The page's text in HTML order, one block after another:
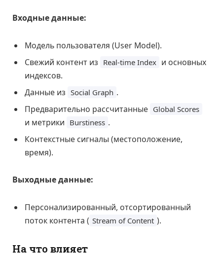
Входные данные:
Модель пользователя (User Model).
Свежий контент из Real-time Index и основных
индексов.
Данные из Social Graph .
Предварительно рассчитанные Global Scores
и метрики Burstiness .
Контекстные сигналы (местоположение,
время).
Выходные данные:
Персонализированный, отсортированный
поток контента ( Stream of Content ).
На что влияет